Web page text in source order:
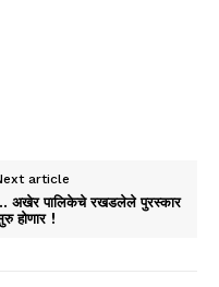
article
अखेर पालिकेचे रखडलेले पुरस्कार
होणार !